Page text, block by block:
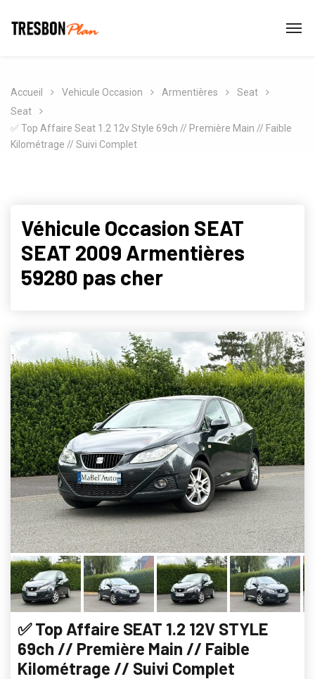
Accueil Vehicule Occasion Armentières
Seat
Seat
✅ Top Affaire Seat 1.2 12v Style 69ch // Première Main // Faible
Kilométrage // Suivi Complet
Véhicule Occasion SEAT
SEAT 2009 Armentières
59280 pas cher
✅ Top Affaire SEAT 1.2 12V STYLE
69ch // Première Main // Faible
Kilométrage // Suivi Complet